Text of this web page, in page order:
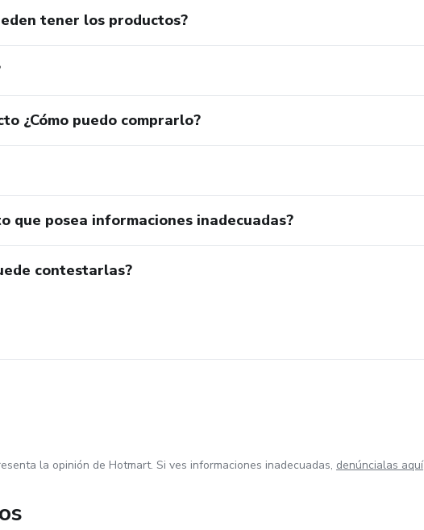
tener los productos?
¿Cómo puedo comprarlo?
que posea informaciones inadecuadas?
contestarlas?
la opinión de Hotmart. Si ves informaciones inadecuadas, denúncialas aquí